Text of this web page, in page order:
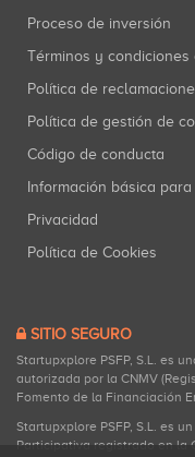
Proceso de inversión
Términos y
Política de
Política de gestión de
Código de conducta
Información básica
Privacidad
Política de Cookies
SITIO SEGURO
Startupxplore PSFP, S.L. es
autorizada por la CNMV
Fomento de la Financiación
Startupxplore PSFP, S.L. es
Participativa registrado en la